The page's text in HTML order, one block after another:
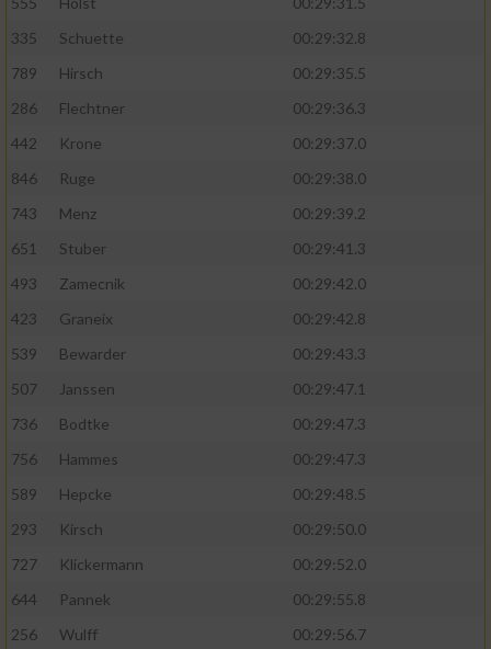
335
Schuette
00:29:32.8
789
Hirsch
00:29:35.5
286
Flechtner
00:29:36.3
442
Krone
00:29:37.0
846
Ruge
00:29:38.0
743
Menz
00:29:39.2
651
Stuber
00:29:41.3
493
Zamecnik
00:29:42.0
423
Graneix
00:29:42.8
539
Bewarder
00:29:43.3
507
Janssen
00:29:47.1
736
Bodtke
00:29:47.3
756
Hammes
00:29:47.3
589
Hepcke
00:29:48.5
293
Kirsch
00:29:50.0
727
Klickermann
00:29:52.0
644
Pannek
00:29:55.8
256
Wulff
00:29:56.7
Verwendung reduzierter Daten zur Auswahl
Erstellung von Profilen für personalisierte
Werbung
Verwendung von Profilen zur Auswahl
personalisierter Werbung
von Inhalten
personalisierter Inhalte
Messung der Werbeleistung
Messung der Performance von Inhalten
Analyse von Zielgruppen durch Statistiken
oder Kombinationen von Daten aus